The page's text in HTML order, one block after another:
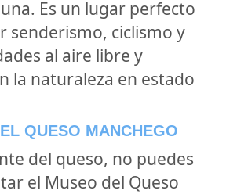
Es un lugar perfecto
senderismo, ciclismo y
al aire libre y
la naturaleza en estado
QUESO MANCHEGO
del queso, no puedes
el Museo del Queso